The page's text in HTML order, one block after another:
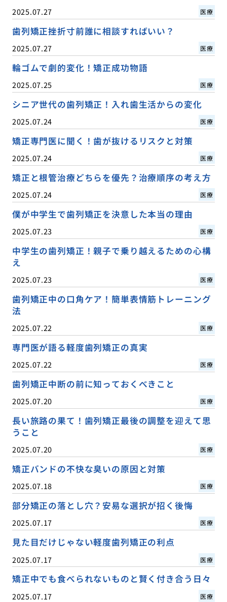
2025.07.27 医療
歯列矯正挫折寸前誰に相談すればいい？
2025.07.27 医療
輪ゴムで劇的変化！矯正成功物語
2025.07.25 医療
シニア世代の歯列矯正！入れ歯生活からの変化
2025.07.24 医療
矯正専門医に聞く！歯が抜けるリスクと対策
2025.07.24 医療
矯正と根管治療どちらを優先？治療順序の考え方
2025.07.24 医療
僕が中学生で歯列矯正を決意した本当の理由
2025.07.23 医療
中学生の歯列矯正！親子で乗り越えるための心構
え
2025.07.23 医療
歯列矯正中の口角ケア！簡単表情筋トレーニング
法
2025.07.22 医療
専門医が語る軽度歯列矯正の真実
2025.07.22 医療
歯列矯正中断の前に知っておくべきこと
2025.07.20 医療
長い旅路の果て！歯列矯正最後の調整を迎えて思
うこと
2025.07.20 医療
矯正バンドの不快な臭いの原因と対策
2025.07.18 医療
部分矯正の落とし穴？安易な選択が招く後悔
2025.07.17 医療
見た目だけじゃない軽度歯列矯正の利点
2025.07.17 医療
矯正中でも食べられないものと賢く付き合う日々
2025.07.17 医療